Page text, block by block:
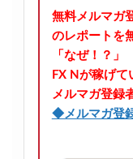
無料メルマガ
のレポートを
「なぜ！？」
FX Nが稼げて
メルマガ登録
◆メルマガ登